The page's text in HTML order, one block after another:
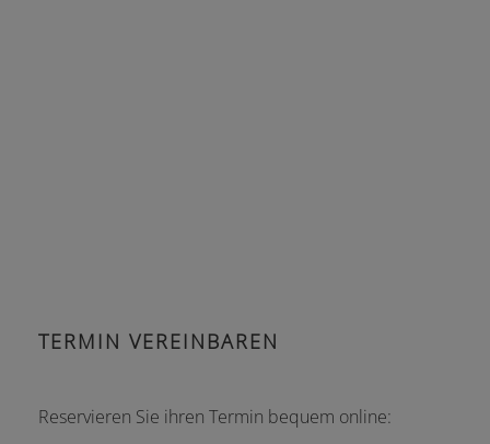
TERMIN VEREINBAREN
Reservieren Sie ihren Termin bequem online: